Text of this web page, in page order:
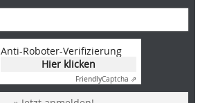
Anti-Roboter-Verifizierung
Hier klicken
FriendlyCaptcha ⇗